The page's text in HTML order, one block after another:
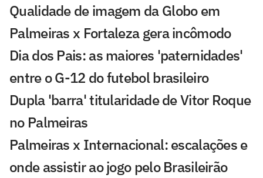
Qualidade de imagem da Globo em
Palmeiras x Fortaleza gera incômodo
Dia dos Pais: as maiores 'paternidades'
entre o G-12 do futebol brasileiro
Dupla 'barra' titularidade de Vitor Roque
no Palmeiras
Palmeiras x Internacional: escalações e
onde assistir ao jogo pelo Brasileirão